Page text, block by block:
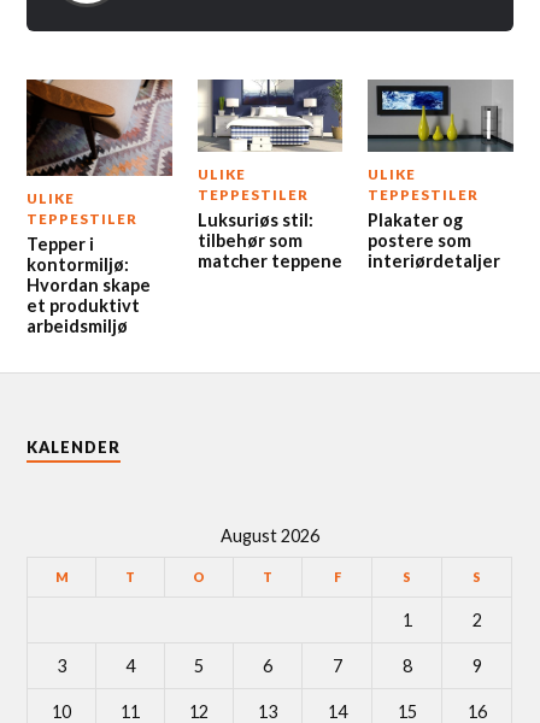
ULIKE
TEPPESTILER
Tepper i
kontormiljø:
Hvordan skape
et produktivt
arbeidsmiljø
ULIKE
TEPPESTILER
Luksuriøs stil:
tilbehør som
matcher teppene
ULIKE
TEPPESTILER
Plakater og
postere som
interiørdetaljer
KALENDER
August 2026
M T O T F S S
1 2
3 4 5 6 7 8 9
10 11 12 13 14 15 16